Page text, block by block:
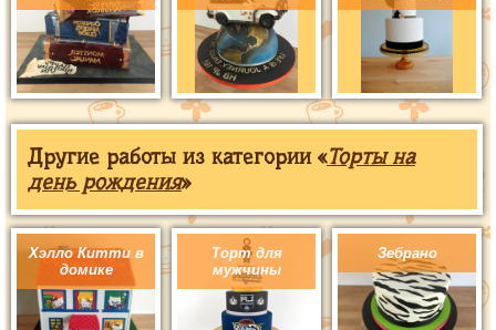
Другие работы из категории «Торты на
день рождения»
Хэлло Китти в
домике
Торт для
мужчины
Зебрано